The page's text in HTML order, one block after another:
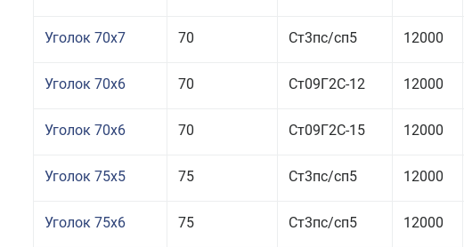
Уголок 70x7 70 Ст3пс/сп5 12000
Уголок 70x6 70 Ст09Г2С-12 12000
Уголок 70x6 70 Ст09Г2С-15 12000
Уголок 75x5 75 Ст3пс/сп5 12000
Уголок 75x6 75 Ст3пс/сп5 12000